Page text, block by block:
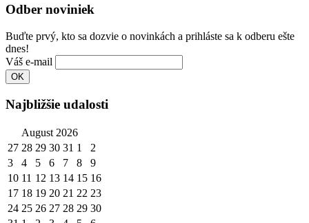
Odber noviniek
Buďte prvý, kto sa dozvie o novinkách a prihláste sa k odberu ešte
dnes!
Váš e-mail
Najbližšie udalosti
August 2026
27 28 29 30 31 1
2
3
4 5 6 7 8
9
10 11 12 13 14 15 16
17 18 19 20 21 22 23
24 25 26 27 28 29 30